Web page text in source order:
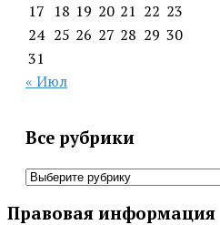
17 18 19 20 21 22 23
24 25 26 27 28 29 30
31
« Июл
Все рубрики
Все
Правовая информация